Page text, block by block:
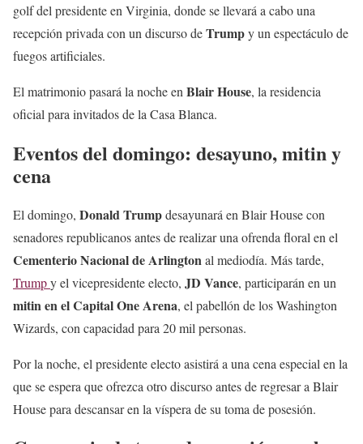
golf del presidente en Virginia, donde se llevará a cabo una
recepción privada con un discurso deTrumpy un espectáculo de
fuegos artificiales.
El matrimonio pasará la noche en Blair House, la residencia
oficial para invitados de la Casa Blanca.
Eventos del domingo: desayuno, mitin y
cena
El domingo, Donald Trumpdesayunará en Blair House con
senadores republicanos antes de realizar una ofrenda floral en el
Cementerio Nacional de Arlington al mediodía. Más tarde,
Trumpy el vicepresidente electo, JD Vance, participarán en un
mitin en el Capital One Arena, el pabellón de los Washington
Wizards, con capacidad para 20 mil personas.
Por la noche, el presidente electo asistirá a una cena especial en la
que se espera que ofrezca otro discurso antes de regresar a Blair
House para descansar en la víspera de su toma de posesión.